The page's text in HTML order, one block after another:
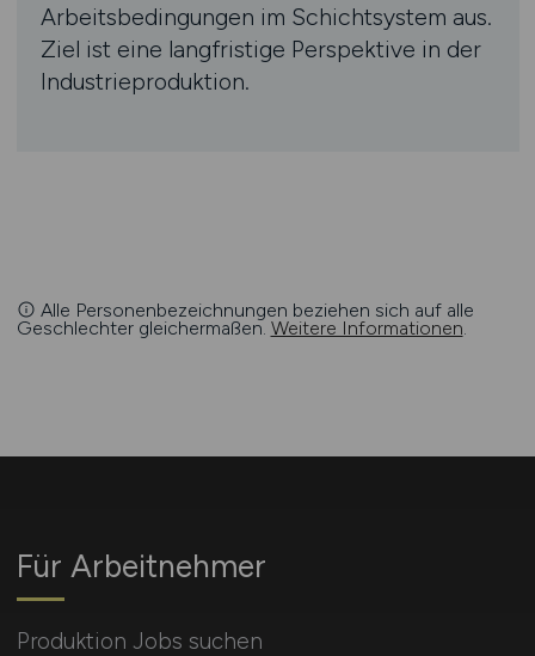
Arbeitsbedingungen im Schichtsystem aus.
Ziel ist eine langfristige Perspektive in der
Industrieproduktion.
Alle Personenbezeichnungen beziehen sich auf alle
Geschlechter gleichermaßen. Weitere Informationen
Für Arbeitnehmer
Produktion Jobs suchen